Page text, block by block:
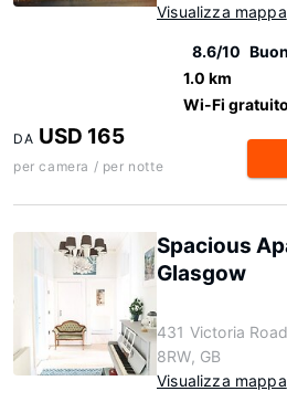
Visualizza mappa
8.6/10
1.0 km
Wi-Fi gratuito
DA USD 165
per camera / per notte
Spacious
Glasgow
431 Victoria
8RW, GB
Visualizza mappa